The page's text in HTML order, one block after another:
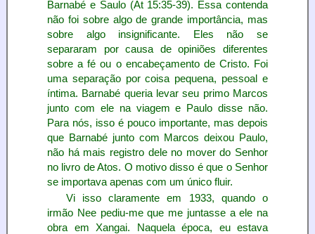
Barnabé e Saulo (At 15:35-39). Essa contenda
não foi sobre algo de grande importância, mas
sobre algo insignificante. Eles não se
separaram por causa de opiniões diferentes
sobre a fé ou o encabeçamento de Cristo. Foi
uma separação por coisa pequena, pessoal e
íntima. Barnabé queria levar seu primo Marcos
junto com ele na viagem e Paulo disse não.
Para nós, isso é pouco importante, mas depois
que Barnabé junto com Marcos deixou Paulo,
não há mais registro dele no mover do Senhor
no livro de Atos. O motivo disso é que o Senhor
se importava apenas com um único fluir.
Vi isso claramente em 1933, quando o
irmão Nee pediu-me que me juntasse a ele na
obra em Xangai. Naquela época, eu estava